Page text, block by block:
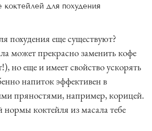
коктейлей для похудения
похудения еще существуют?
может прекрасно заменить кофе
но еще и имеет свойство ускорять
напиток эффективен в
пряностями, например, корицей.
коктейля из масала тебе